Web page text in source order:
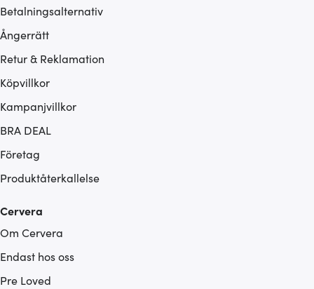
Betalningsalternativ
Ångerrätt
Retur & Reklamation
Köpvillkor
Kampanjvillkor
BRA DEAL
Företag
Produktåterkallelse
Cervera
Om Cervera
Endast hos oss
Pre Loved